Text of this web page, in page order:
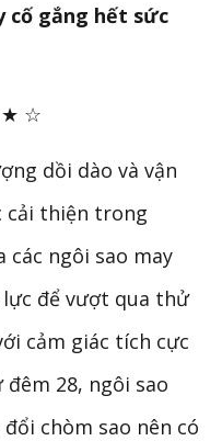
cố gắng hết sức
☆
dồi dào và vận
cải thiện trong
các ngôi sao may
để vượt qua thử
cảm giác tích cực
28, ngôi sao
chòm sao nên có